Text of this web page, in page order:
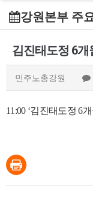
강원본부 주
김진태도정 6
민주노총강원
11:00 ‘김진태도정6